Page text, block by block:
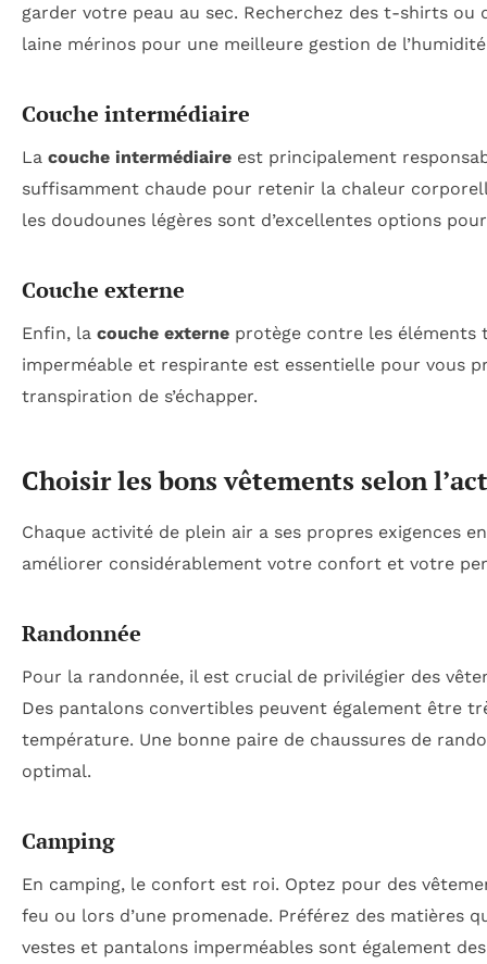
garder votre peau au sec. Recherchez des t-shirts
laine mérinos pour une meilleure gestion de
Couche intermédiaire
La couche intermédiaire est principalement
suffisamment chaude pour retenir la chaleur
les doudounes légères sont d’excellentes options
Couche externe
Enfin, la couche externe protège contre les éléments
imperméable et respirante est essentielle pour vous
transpiration de s’échapper.
Choisir les bons vêtements selon
Chaque activité de plein air a ses propres exigences
améliorer considérablement votre confort et votre
Randonnée
Pour la randonnée, il est crucial de privilégier des
Des pantalons convertibles peuvent également être
température. Une bonne paire de chaussures de
optimal.
Camping
En camping, le confort est roi. Optez pour des
feu ou lors d’une promenade. Préférez des matières
vestes et pantalons imperméables sont également